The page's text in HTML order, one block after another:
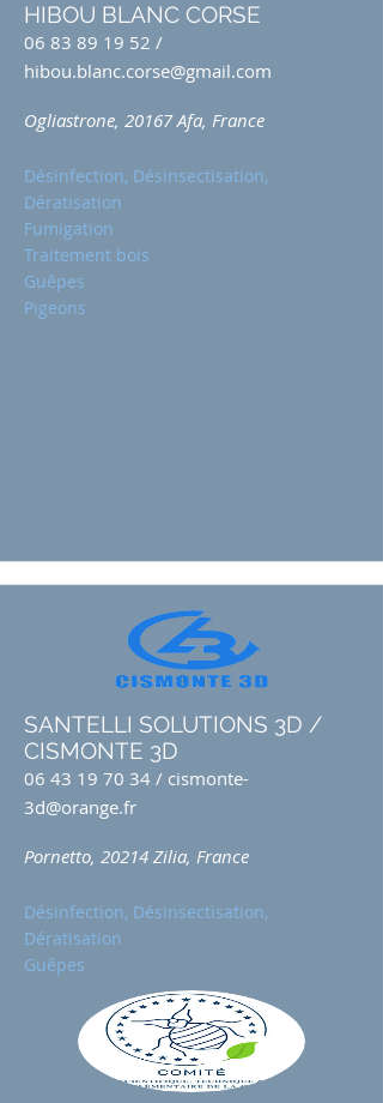
HIBOU BLANC CORSE
06 83 89 19 52 /
hibou.blanc.corse@gmail.com
Ogliastrone, 20167 Afa, France
Désinfection, Désinsectisation,
Dératisation
Fumigation
Traitement bois
Guêpes
Pigeons
SANTELLI SOLUTIONS 3D /
CISMONTE 3D
06 43 19 70 34 / cismonte-
3d@orange.fr
Pornetto, 20214 Zilia, France
Désinfection, Désinsectisation,
Dératisation
Guêpes